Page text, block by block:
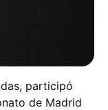
participó
de Madrid